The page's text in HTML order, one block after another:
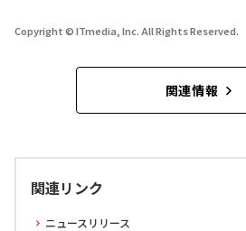
Copyright © ITmedia, Inc. All Rights Reserved.
関連情報
関連リンク
ニュースリリース